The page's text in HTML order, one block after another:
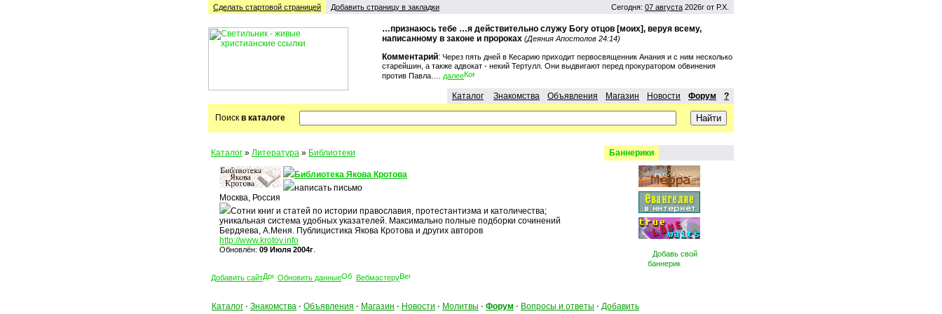
Сделать стартовой cтраницей Добавить страницу в закладки Сегодня: 07 августа 2026г от Р.Х.
…признаюсь тебе …я действительно служу Богу отцов [моих], веруя всему,
написанному в законе и пророках (Деяния Апостолов 24:14)
Комментарий: Через пять дней в Кесарию приходит первосвященник Анания и с ним несколько
старейшин, а также адвокат - некий Тертулл. Они выдвигают перед прокуратором обвинения
против Павла.… далее
Каталог Знакомства Объявления Магазин Новости Форум ?
Поиск в каталоге
Каталог » Литература » Библиотеки
Библиотека Якова Кротова
написать письмо
Москва, Россия
Сотни книг и статей по истории православия, протестантизма и католичества;
уникальная система удобных указателей. Максимально полные подборки сочинений
Бердяева, А.Меня. Публицистика Якова Кротова и других авторов
http://www.krotov.info
Обновлён: 09 Июля 2004г
Добавить сайт Обновить данные Вебмастеру
Баннерики
Добавь свой
баннерик
Каталог · Знакомства · Объявления · Магазин · Новости · Молитвы · Форум · Вопросы и ответы · Добавить